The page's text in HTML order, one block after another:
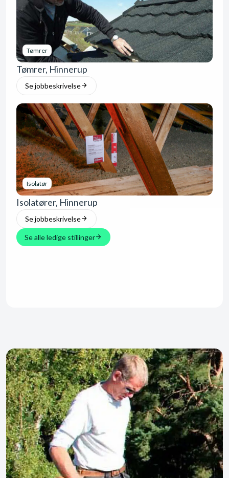
Tømrer
Tømrer, Hinnerup
Se jobbeskrivelse
Isolatør
Isolatører, Hinnerup
Se jobbeskrivelse
Se alle ledige stillinger